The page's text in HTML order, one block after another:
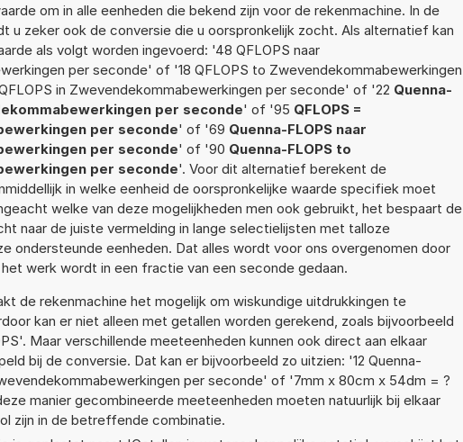
om in alle eenheden die bekend zijn voor de rekenmachine. In de
u zeker ook de conversie die u oorspronkelijk zocht. Als alternatief kan
als volgt worden ingevoerd: '48 QFLOPS naar
per seconde' of '18 QFLOPS to Zwevendekommabewerkingen
in Zwevendekommabewerkingen per seconde' of '22 Quenna-
per seconde' of '95 QFLOPS =
per seconde' of '69 Quenna-FLOPS naar
per seconde' of '90 Quenna-FLOPS to
per seconde'. Voor dit alternatief berekent de
in welke eenheid de oorspronkelijke waarde specifiek moet
welke van deze mogelijkheden men ook gebruikt, het bespaart de
naar de juiste vermelding in lange selectielijsten met talloze
ondersteunde eenheden. Dat alles wordt voor ons overgenomen door
werk wordt in een fractie van een seconde gedaan.
de rekenmachine het mogelijk om wiskundige uitdrukkingen te
kan er niet alleen met getallen worden gerekend, zoals bijvoorbeeld
Maar verschillende meeteenheden kunnen ook direct aan elkaar
bij de conversie. Dat kan er bijvoorbeeld zo uitzien: '12 Quenna-
per seconde' of '7mm x 80cm x 54dm = ?
manier gecombineerde meeteenheden moeten natuurlijk bij elkaar
zijn in de betreffende combinatie.